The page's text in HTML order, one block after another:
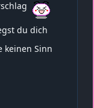
du dich
keinen Sinn